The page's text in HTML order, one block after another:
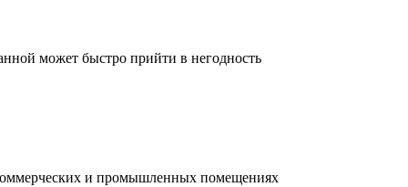
может быстро прийти в негодность
и промышленных помещениях